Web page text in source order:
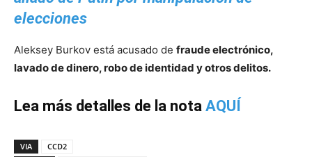
elecciones
Aleksey Burkov está acusado de fraude electrónico,
lavado de dinero, robo de identidad y otros delitos.
Lea más detalles de la nota AQUÍ
VIA
CCD2